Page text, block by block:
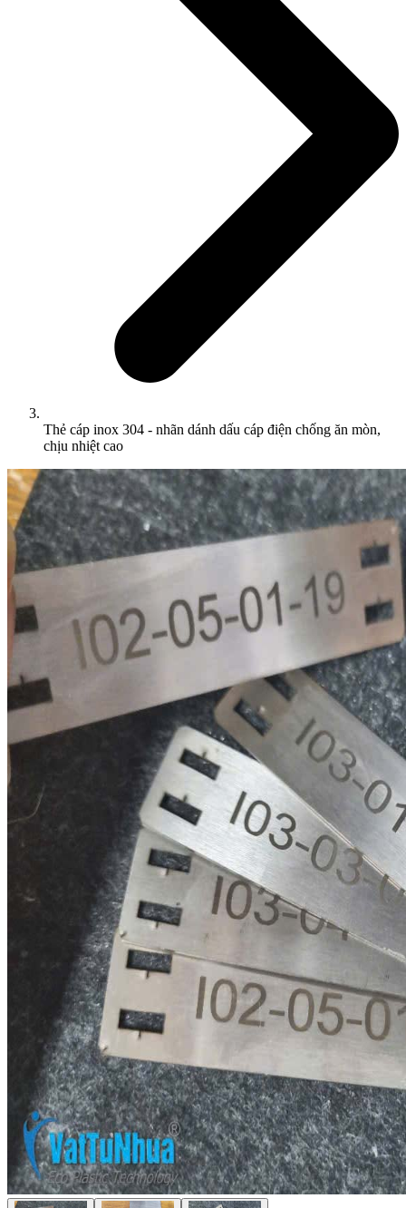
Thẻ cáp inox 304 - nhãn dánh dấu cáp điện chống ăn mòn,
chịu nhiệt cao